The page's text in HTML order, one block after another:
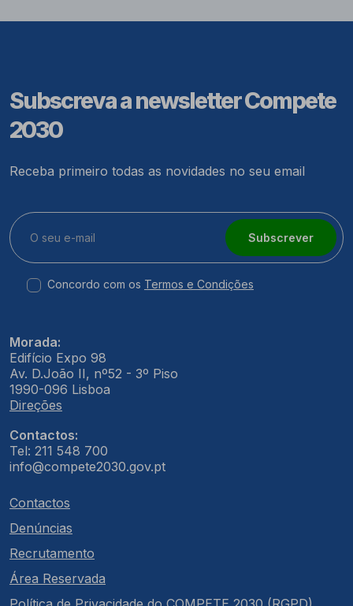
Subscreva a newsletter Compete
2030
Receba primeiro todas as novidades no seu email
Subscrever
Concordo com os Termos e Condições
Morada:
Edifício Expo 98
Av. D.João II, nº52 - 3º Piso
1990-096 Lisboa
Direções
Contactos:
Tel: 211 548 700
info@compete2030.gov.pt
Contactos
Denúncias
Recrutamento
Área Reservada